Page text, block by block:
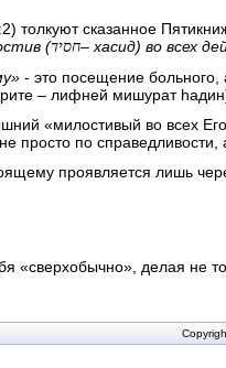
сказанное
(חסיד– хасид) во всех
- это посещение больного,
– лифней мишурат
«милостивый во всех
просто по
проявляется лишь
«сверхобычно», делая не